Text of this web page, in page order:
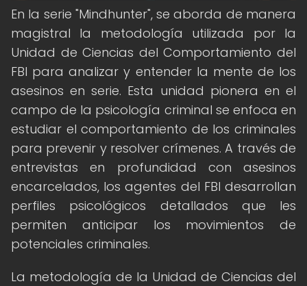
En la serie "Mindhunter", se aborda de manera
magistral la metodología utilizada por la
Unidad de Ciencias del Comportamiento del
FBI para analizar y entender la mente de los
asesinos en serie. Esta unidad pionera en el
campo de la psicología criminal se enfoca en
estudiar el comportamiento de los criminales
para prevenir y resolver crímenes. A través de
entrevistas en profundidad con asesinos
encarcelados, los agentes del FBI desarrollan
perfiles psicológicos detallados que les
permiten anticipar los movimientos de
potenciales criminales.
La metodología de la Unidad de Ciencias del